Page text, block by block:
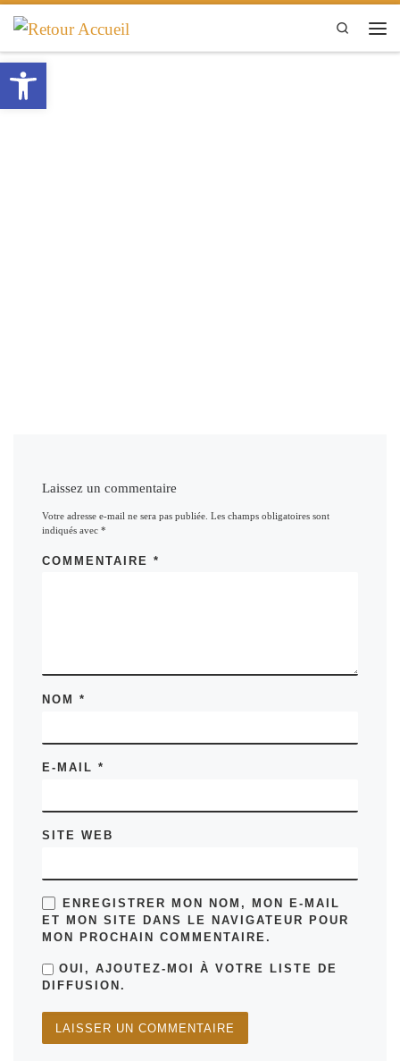
Passer au contenu
Search
Laissez un commentaire
Votre adresse e-mail ne sera pas publiée. Les champs obligatoires sont
indiqués avec*
COMMENTAIRE*
NOM*
E-MAIL*
SITE WEB
ENREGISTRER MON NOM, MON E-MAIL
ET MON SITE DANS LE NAVIGATEUR POUR
MON PROCHAIN COMMENTAIRE.
OUI, AJOUTEZ-MOI À VOTRE LISTE DE
DIFFUSION.
Ouvrir la barre d’outils